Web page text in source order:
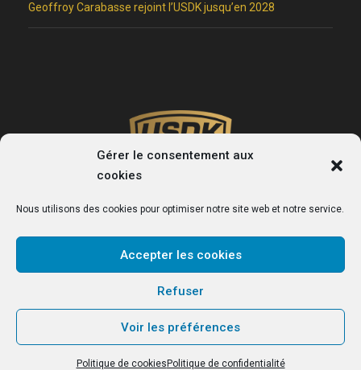
Gérer le consentement aux
cookies
Nous utilisons des cookies pour optimiser notre site web et notre service.
Accepter les cookies
Refuser
Voir les préférences
Politique de cookies Politique de confidentialité
Geoffroy Carabasse rejoint l’USDK jusqu’en 2028
USDK